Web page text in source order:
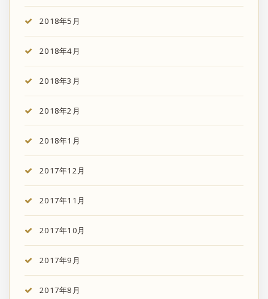
2018年5月
2018年4月
2018年3月
2018年2月
2018年1月
2017年12月
2017年11月
2017年10月
2017年9月
2017年8月